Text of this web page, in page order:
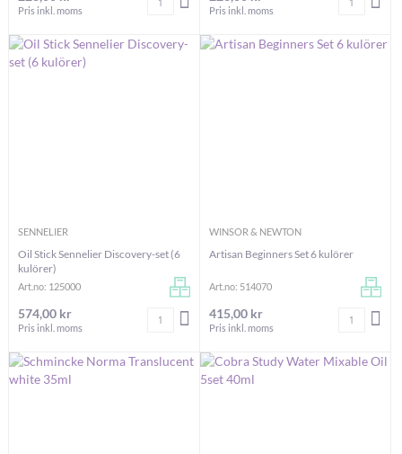
Pris inkl. moms Pris inkl. moms
SENNELIER
Oil Stick Sennelier Discovery-set (6
kulörer)
Art.no: 125000
574,00 kr
Pris inkl. moms
Antal LÄGG I VARUKORGEN
WINSOR & NEWTON
Artisan Beginners Set 6 kulörer
Art.no: 514070
415,00 kr
Pris inkl. moms
Antal